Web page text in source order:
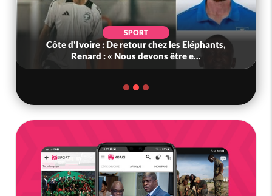
SPORT
d'Ivoire : De retour chez les Eléphants,
Renard : « Nous devons être e...
Ghana :